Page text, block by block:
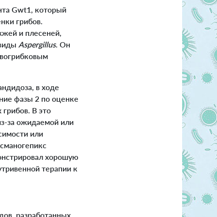
Gwt1, который
грибов.
и плесеней,
Aspergillus. Он
в ходе
фазы 2 по оценке
грибов. В это
за ожидаемой или
или
хорошую
терапии к
разработанных